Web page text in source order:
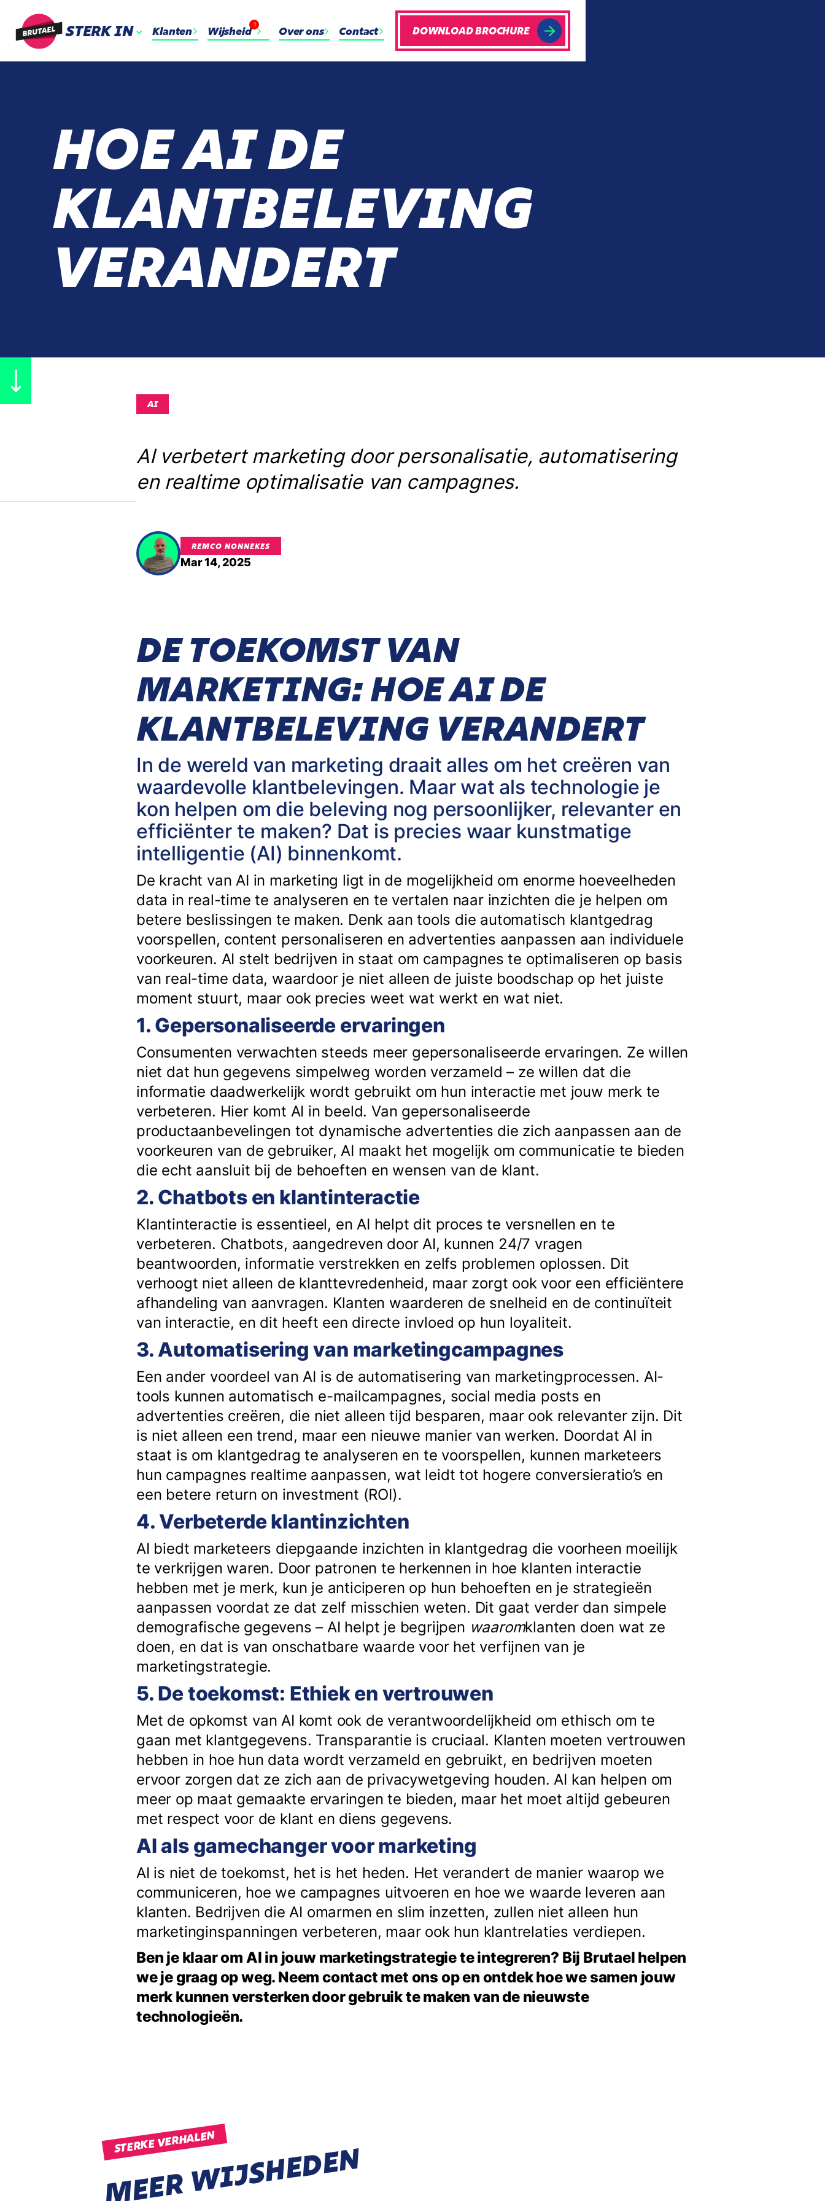
STERK IN Klanten Wijsheid
1
Over ons Contact DOWNLOAD BROCHURE
HOE AI DE
KLANTBELEVING
VERANDERT
AI
AI verbetert marketing door personalisatie, automatisering
en realtime optimalisatie van campagnes.
REMCO NONNEKES
Mar 14, 2025
DE TOEKOMST VAN
MARKETING: HOE AI DE
KLANTBELEVING VERANDERT
In de wereld van marketing draait alles om het creëren van
waardevolle klantbelevingen. Maar wat als technologie je
kon helpen om die beleving nog persoonlijker, relevanter en
efficiënter te maken? Dat is precies waar kunstmatige
intelligentie (AI) binnenkomt.
De kracht van AI in marketing ligt in de mogelijkheid om enorme hoeveelheden
data in real-time te analyseren en te vertalen naar inzichten die je helpen om
betere beslissingen te maken. Denk aan tools die automatisch klantgedrag
voorspellen, content personaliseren en advertenties aanpassen aan individuele
voorkeuren. AI stelt bedrijven in staat om campagnes te optimaliseren op basis
van real-time data, waardoor je niet alleen de juiste boodschap op het juiste
moment stuurt, maar ook precies weet wat werkt en wat niet.
1. Gepersonaliseerde ervaringen
Consumenten verwachten steeds meer gepersonaliseerde ervaringen. Ze willen
niet dat hun gegevens simpelweg worden verzameld – ze willen dat die
informatie daadwerkelijk wordt gebruikt om hun interactie met jouw merk te
verbeteren. Hier komt AI in beeld. Van gepersonaliseerde
productaanbevelingen tot dynamische advertenties die zich aanpassen aan de
voorkeuren van de gebruiker, AI maakt het mogelijk om communicatie te bieden
die echt aansluit bij de behoeften en wensen van de klant.
2. Chatbots en klantinteractie
Klantinteractie is essentieel, en AI helpt dit proces te versnellen en te
verbeteren. Chatbots, aangedreven door AI, kunnen 24/7 vragen
beantwoorden, informatie verstrekken en zelfs problemen oplossen. Dit
verhoogt niet alleen de klanttevredenheid, maar zorgt ook voor een efficiëntere
afhandeling van aanvragen. Klanten waarderen de snelheid en de continuïteit
van interactie, en dit heeft een directe invloed op hun loyaliteit.
3. Automatisering van marketingcampagnes
Een ander voordeel van AI is de automatisering van marketingprocessen. AI-
tools kunnen automatisch e-mailcampagnes, social media posts en
advertenties creëren, die niet alleen tijd besparen, maar ook relevanter zijn. Dit
is niet alleen een trend, maar een nieuwe manier van werken. Doordat AI in
staat is om klantgedrag te analyseren en te voorspellen, kunnen marketeers
hun campagnes realtime aanpassen, wat leidt tot hogere conversieratio’s en
een betere return on investment (ROI).
4. Verbeterde klantinzichten
AI biedt marketeers diepgaande inzichten in klantgedrag die voorheen moeilijk
te verkrijgen waren. Door patronen te herkennen in hoe klanten interactie
hebben met je merk, kun je anticiperen op hun behoeften en je strategieën
aanpassen voordat ze dat zelf misschien weten. Dit gaat verder dan simpele
demografische gegevens – AI helpt je begrijpen waaromklanten doen wat ze
doen, en dat is van onschatbare waarde voor het verfijnen van je
marketingstrategie.
5. De toekomst: Ethiek en vertrouwen
Met de opkomst van AI komt ook de verantwoordelijkheid om ethisch om te
gaan met klantgegevens. Transparantie is cruciaal. Klanten moeten vertrouwen
hebben in hoe hun data wordt verzameld en gebruikt, en bedrijven moeten
ervoor zorgen dat ze zich aan de privacywetgeving houden. AI kan helpen om
meer op maat gemaakte ervaringen te bieden, maar het moet altijd gebeuren
met respect voor de klant en diens gegevens.
AI als gamechanger voor marketing
AI is niet de toekomst, het is het heden. Het verandert de manier waarop we
communiceren, hoe we campagnes uitvoeren en hoe we waarde leveren aan
klanten. Bedrijven die AI omarmen en slim inzetten, zullen niet alleen hun
marketinginspanningen verbeteren, maar ook hun klantrelaties verdiepen.
Ben je klaar om AI in jouw marketingstrategie te integreren? Bij Brutael helpen
we je graag op weg. Neem contact met ons op en ontdek hoe we samen jouw
merk kunnen versterken door gebruik te maken van de nieuwste
technologieën.
STERKE VERHALEN
MEER WIJSHEDEN